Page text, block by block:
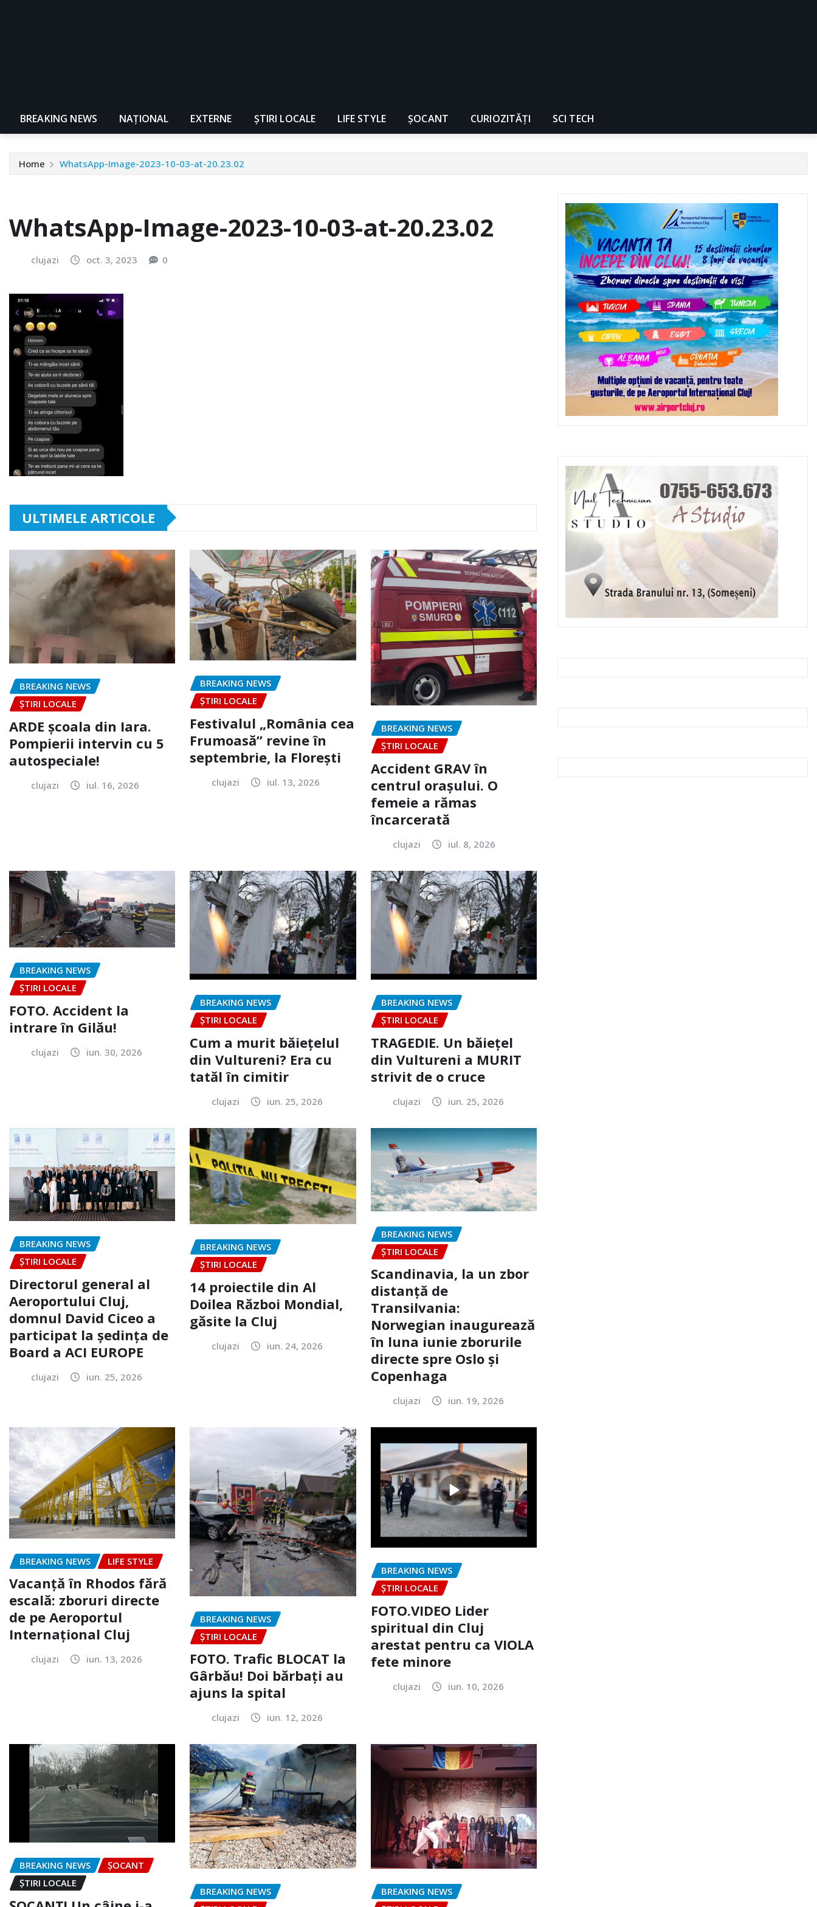
BREAKING NEWS NAŢIONAL EXTERNE ȘTIRI LOCALE LIFE STYLE ȘOCANT CURIOZITĂȚI SCI TECH
Home WhatsApp-Image-2023-10-03-at-20.23.02
WhatsApp-Image-2023-10-03-at-20.23.02
clujazi oct. 3, 2023 0
ULTIMELE ARTICOLE
BREAKING NEWS
ȘTIRI LOCALE
ARDE școala din Iara.
Pompierii intervin cu 5
autospeciale!
clujazi iul. 16, 2026
BREAKING NEWS
ȘTIRI LOCALE
Festivalul „România cea
Frumoasă” revine în
septembrie, la Florești
clujazi iul. 13, 2026
BREAKING NEWS
ȘTIRI LOCALE
Accident GRAV în
centrul orașului. O
femeie a rămas
încarcerată
clujazi iul. 8, 2026
BREAKING NEWS
ȘTIRI LOCALE
FOTO. Accident la
intrare în Gilău!
clujazi iun. 30, 2026
BREAKING NEWS
ȘTIRI LOCALE
Cum a murit băiețelul
din Vultureni? Era cu
tatăl în cimitir
clujazi iun. 25, 2026
BREAKING NEWS
ȘTIRI LOCALE
TRAGEDIE. Un băiețel
din Vultureni a MURIT
strivit de o cruce
clujazi iun. 25, 2026
BREAKING NEWS
ȘTIRI LOCALE
Directorul general al
Aeroportului Cluj,
domnul David Ciceo a
participat la ședința de
Board a ACI EUROPE
clujazi iun. 25, 2026
BREAKING NEWS
ȘTIRI LOCALE
14 proiectile din Al
Doilea Război Mondial,
găsite la Cluj
clujazi iun. 24, 2026
BREAKING NEWS
ȘTIRI LOCALE
Scandinavia, la un zbor
distanță de
Transilvania:
Norwegian inaugurează
în luna iunie zborurile
directe spre Oslo și
Copenhaga
clujazi iun. 19, 2026
BREAKING NEWS LIFE STYLE
Vacanță în Rhodos fără
escală: zboruri directe
de pe Aeroportul
Internațional Cluj
clujazi iun. 13, 2026
BREAKING NEWS
ȘTIRI LOCALE
FOTO. Trafic BLOCAT la
Gârbău! Doi bărbați au
ajuns la spital
clujazi iun. 12, 2026
BREAKING NEWS
ȘTIRI LOCALE
FOTO.VIDEO Lider
spiritual din Cluj
arestat pentru ca VIOLA
fete minore
clujazi iun. 10, 2026
BREAKING NEWS
ȘOCANT
ȘTIRI LOCALE
BREAKING NEWS
BREAKING NEWS